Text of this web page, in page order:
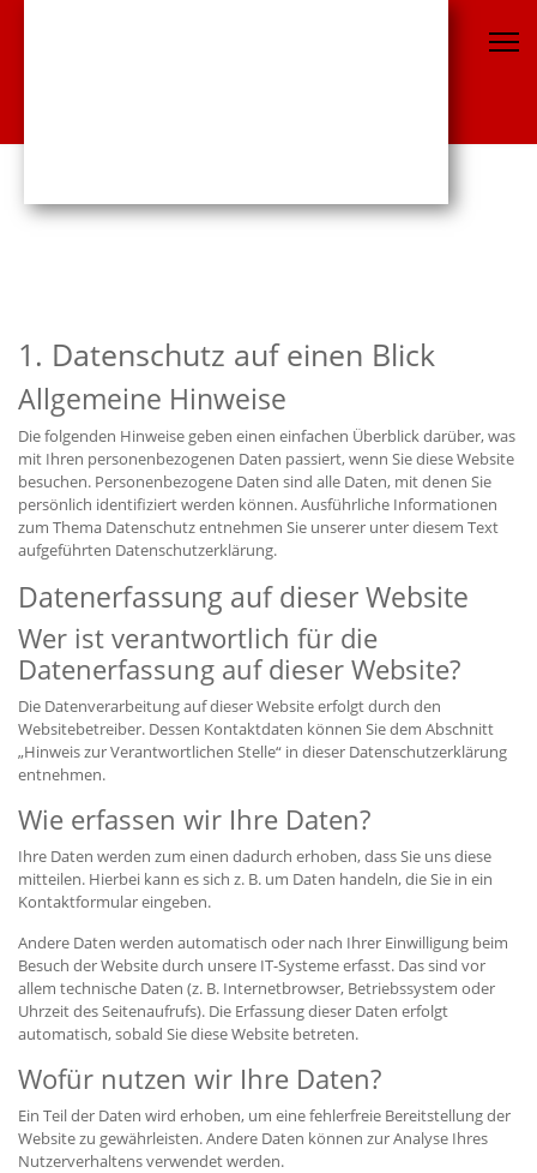
1. Datenschutz auf einen Blick
Allgemeine Hinweise
Die folgenden Hinweise geben einen einfachen Überblick darüber, was
mit Ihren personenbezogenen Daten passiert, wenn Sie diese Website
besuchen. Personenbezogene Daten sind alle Daten, mit denen Sie
persönlich identifiziert werden können. Ausführliche Informationen
zum Thema Datenschutz entnehmen Sie unserer unter diesem Text
aufgeführten Datenschutzerklärung.
Datenerfassung auf dieser Website
Wer ist verantwortlich für die
Datenerfassung auf dieser Website?
Die Datenverarbeitung auf dieser Website erfolgt durch den
Websitebetreiber. Dessen Kontaktdaten können Sie dem Abschnitt
„Hinweis zur Verantwortlichen Stelle“ in dieser Datenschutzerklärung
entnehmen.
Wie erfassen wir Ihre Daten?
Ihre Daten werden zum einen dadurch erhoben, dass Sie uns diese
mitteilen. Hierbei kann es sich z. B. um Daten handeln, die Sie in ein
Kontaktformular eingeben.
Andere Daten werden automatisch oder nach Ihrer Einwilligung beim
Besuch der Website durch unsere IT-Systeme erfasst. Das sind vor
allem technische Daten (z. B. Internetbrowser, Betriebssystem oder
Uhrzeit des Seitenaufrufs). Die Erfassung dieser Daten erfolgt
automatisch, sobald Sie diese Website betreten.
Wofür nutzen wir Ihre Daten?
Ein Teil der Daten wird erhoben, um eine fehlerfreie Bereitstellung der
Website zu gewährleisten. Andere Daten können zur Analyse Ihres
Nutzerverhaltens verwendet werden.